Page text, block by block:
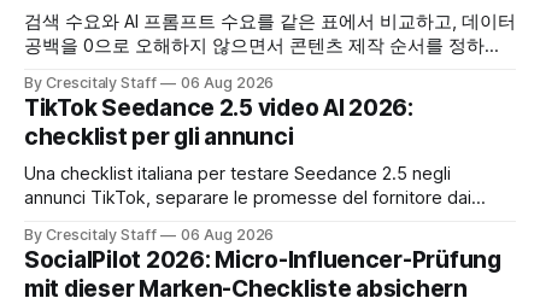
검색 수요와 AI 프롬프트 수요를 같은 표에서 비교하고, 데이터
공백을 0으로 오해하지 않으면서 콘텐츠 제작 순서를 정하는
By Crescitaly Staff 06 Aug 2026
TikTok Seedance 2.5 video AI 2026:
checklist per gli annunci
Una checklist italiana per testare Seedance 2.5 negli
annunci TikTok, separare le promesse del fornitore dai
By Crescitaly Staff 06 Aug 2026
SocialPilot 2026: Micro-Influencer-Prüfung
mit dieser Marken-Checkliste absichern